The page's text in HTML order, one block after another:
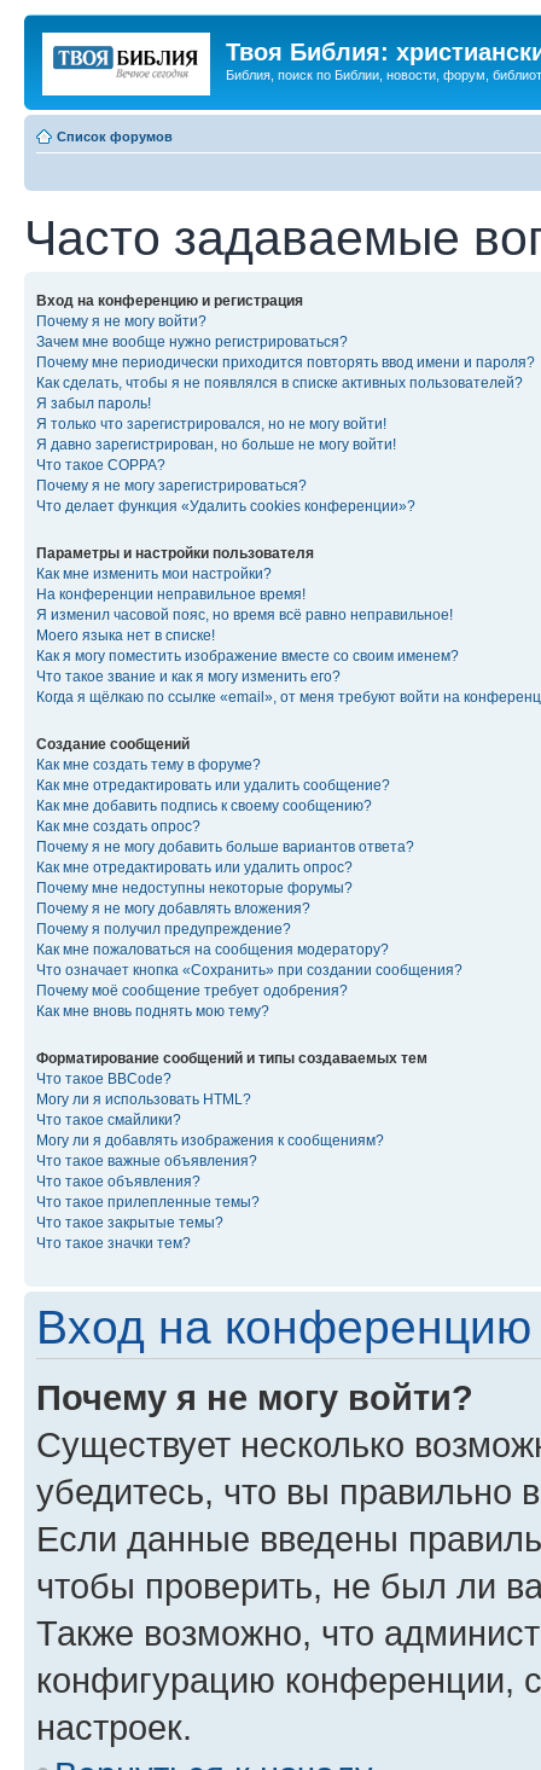
Твоя Библия:
Библия, поиск по Библии, новости, форум,
Список форумов
Часто задаваемые
Вход на конференцию и регистрация
Почему я не могу войти?
Зачем мне вообще нужно регистрироваться?
Почему мне периодически приходится повторять ввод имени и пароля?
Как сделать, чтобы я не появлялся в списке активных пользователей?
Я забыл пароль!
Я только что зарегистрировался, но не могу войти!
Я давно зарегистрирован, но больше не могу войти!
Что такое COPPA?
Почему я не могу зарегистрироваться?
Что делает функция «Удалить cookies конференции»?
Параметры и настройки пользователя
Как мне изменить мои настройки?
На конференции неправильное время!
Я изменил часовой пояс, но время всё равно неправильное!
Моего языка нет в списке!
Как я могу поместить изображение вместе со своим именем?
Что такое звание и как я могу изменить его?
Когда я щёлкаю по ссылке «email», от меня требуют войти на
Создание сообщений
Как мне создать тему в форуме?
Как мне отредактировать или удалить сообщение?
Как мне добавить подпись к своему сообщению?
Как мне создать опрос?
Почему я не могу добавить больше вариантов ответа?
Как мне отредактировать или удалить опрос?
Почему мне недоступны некоторые форумы?
Почему я не могу добавлять вложения?
Почему я получил предупреждение?
Как мне пожаловаться на сообщения модератору?
Что означает кнопка «Сохранить» при создании сообщения?
Почему моё сообщение требует одобрения?
Как мне вновь поднять мою тему?
Форматирование сообщений и типы создаваемых тем
Что такое BBCode?
Могу ли я использовать HTML?
Что такое смайлики?
Могу ли я добавлять изображения к сообщениям?
Что такое важные объявления?
Что такое объявления?
Что такое прилепленные темы?
Что такое закрытые темы?
Что такое значки тем?
Вход на конференцию
Почему я не могу войти?
Существует несколько
убедитесь, что вы правильно
Если данные введены
чтобы проверить, не был ли
Также возможно, что
конфигурацию конференции,
настроек.